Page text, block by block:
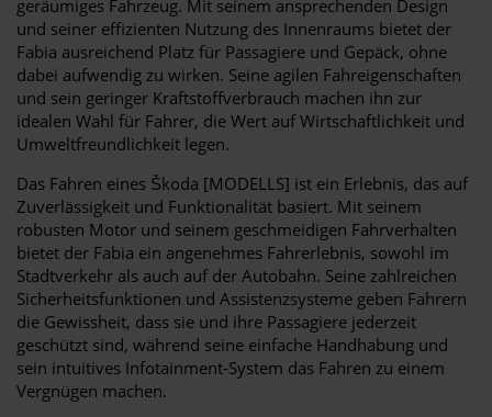
geräumiges Fahrzeug. Mit seinem ansprechenden Design
und seiner effizienten Nutzung des Innenraums bietet der
Fabia ausreichend Platz für Passagiere und Gepäck, ohne
dabei aufwendig zu wirken. Seine agilen Fahreigenschaften
und sein geringer Kraftstoffverbrauch machen ihn zur
idealen Wahl für Fahrer, die Wert auf Wirtschaftlichkeit und
Umweltfreundlichkeit legen.
Das Fahren eines Škoda [MODELLS] ist ein Erlebnis, das auf
Zuverlässigkeit und Funktionalität basiert. Mit seinem
robusten Motor und seinem geschmeidigen Fahrverhalten
bietet der Fabia ein angenehmes Fahrerlebnis, sowohl im
Stadtverkehr als auch auf der Autobahn. Seine zahlreichen
Sicherheitsfunktionen und Assistenzsysteme geben Fahrern
die Gewissheit, dass sie und ihre Passagiere jederzeit
geschützt sind, während seine einfache Handhabung und
sein intuitives Infotainment-System das Fahren zu einem
Vergnügen machen.